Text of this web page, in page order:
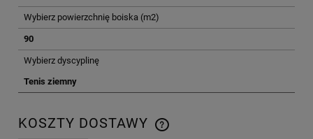
Wybierz powierzchnię boiska (m2)
90
Wybierz dyscyplinę
Tenis ziemny
KOSZTY DOSTAWY
CENA NIE ZAWIERA EWENTUALNYCH KOSZTÓW